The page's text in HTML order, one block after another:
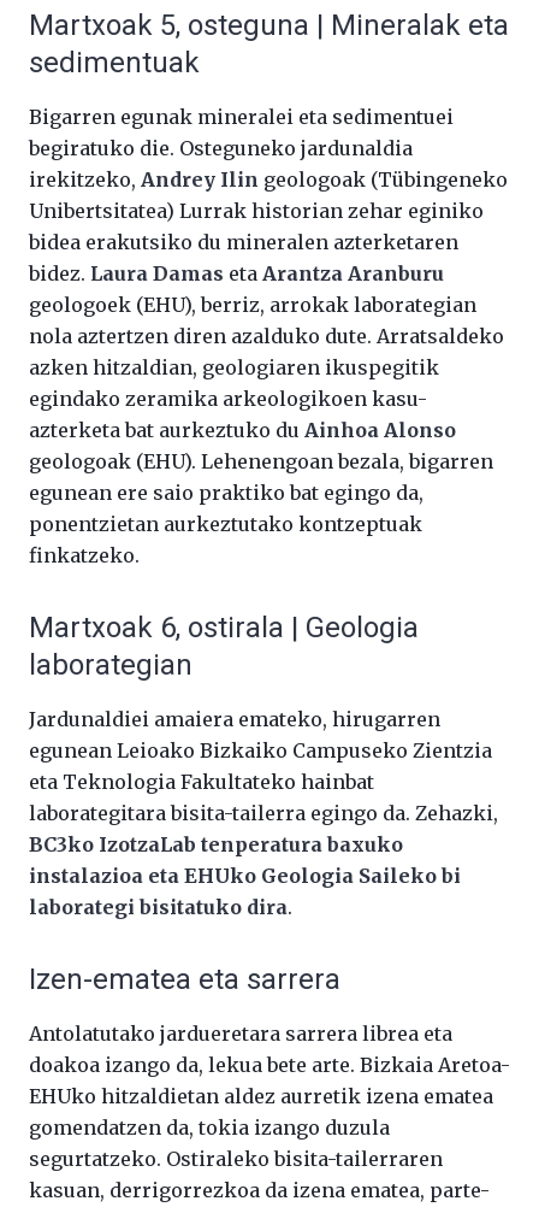
Martxoak 5, osteguna | Mineralak eta
sedimentuak
Bigarren egunak mineralei eta sedimentuei
begiratuko die. Osteguneko jardunaldia
irekitzeko, Andrey Ilin geologoak (Tübingeneko
Unibertsitatea) Lurrak historian zehar eginiko
bidea erakutsiko du mineralen azterketaren
bidez. Laura Damas eta Arantza Aranburu
geologoek (EHU), berriz, arrokak laborategian
nola aztertzen diren azalduko dute. Arratsaldeko
azken hitzaldian, geologiaren ikuspegitik
egindako zeramika arkeologikoen kasu-
azterketa bat aurkeztuko du Ainhoa Alonso
geologoak (EHU). Lehenengoan bezala, bigarren
egunean ere saio praktiko bat egingo da,
ponentzietan aurkeztutako kontzeptuak
finkatzeko.
Martxoak 6, ostirala | Geologia
laborategian
Jardunaldiei amaiera emateko, hirugarren
egunean Leioako Bizkaiko Campuseko Zientzia
eta Teknologia Fakultateko hainbat
laborategitara bisita-tailerra egingo da. Zehazki,
BC3ko IzotzaLab tenperatura baxuko
instalazioa eta EHUko Geologia Saileko bi
laborategi bisitatuko dira.
Izen-ematea eta sarrera
Antolatutako jardueretara sarrera librea eta
doakoa izango da, lekua bete arte. Bizkaia Aretoa-
EHUko hitzaldietan aldez aurretik izena ematea
gomendatzen da, tokia izango duzula
segurtatzeko. Ostiraleko bisita-tailerraren
kasuan, derrigorrezkoa da izena ematea, parte-